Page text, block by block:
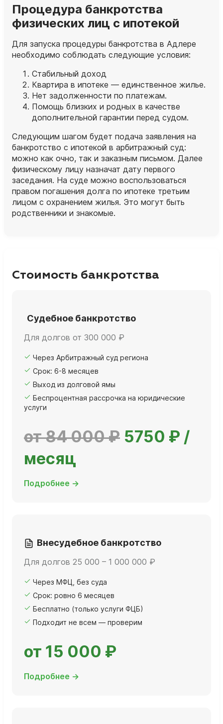
Процедура банкротства
физических лиц с ипотекой
Для запуска процедуры банкротства в Адлере
необходимо соблюдать следующие условия:
Стабильный доход
Квартира в ипотеке — единственное жилье.
Нет задолженности по платежам.
Помощь близких и родных в качестве
дополнительной гарантии перед судом.
Следующим шагом будет подача заявления на
банкротство с ипотекой в арбитражный суд:
можно как очно, так и заказным письмом. Далее
физическому лицу назначат дату первого
заседания. На суде можно воспользоваться
правом погашения долга по ипотеке третьим
лицом с охранением жилья. Это могут быть
родственники и знакомые.
Стоимость банкротства
Судебное банкротство
Для долгов от 300 000 ₽
Через Арбитражный суд региона
Срок: 6-8 месяцев
Выход из долговой ямы
Беспроцентная рассрочка на юридические
услуги
от 84 000 ₽ 5750 ₽ /
месяц
Подробнее →
Внесудебное банкротство
Для долгов 25 000 – 1 000 000 ₽
Через МФЦ, без суда
Срок: ровно 6 месяцев
Бесплатно (только услуги ФЦБ)
Подходит не всем — проверим
от 15 000 ₽
Подробнее →